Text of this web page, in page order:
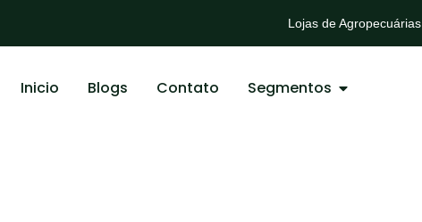
Lojas de Agropecuárias
Inicio Blogs Contato Segmentos